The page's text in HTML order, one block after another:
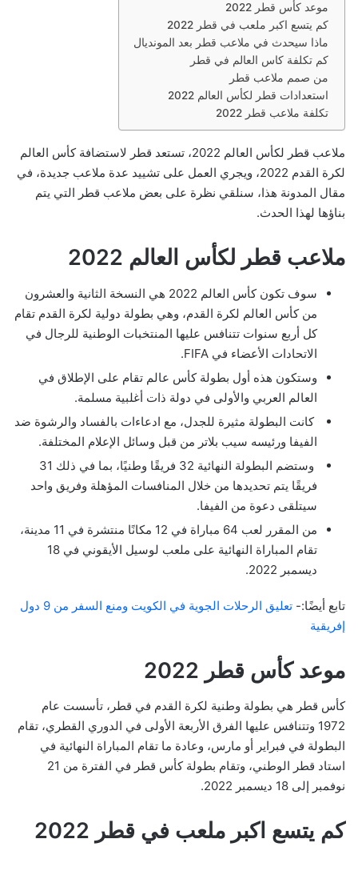
موعد كأس قطر 2022
كم يتسع اكبر ملعب في قطر 2022
ماذا سيحدث في ملاعب قطر بعد المونديال
كم تكلفة كاس العالم في قطر
من صمم ملاعب قطر
استعدادات قطر لكأس العالم 2022
تكلفة ملاعب قطر 2022
ملاعب قطر لكأس العالم 2022، تستعد قطر لاستضافة كأس العالم
لكرة القدم 2022، ويجري العمل على تشييد عدة ملاعب جديدة، في
مقال المدونة هذا، سنلقي نظرة على بعض ملاعب قطر التي يتم
بناؤها لهذا الحدث.
ملاعب قطر لكأس العالم 2022
سوف تكون كأس العالم 2022 هي النسخة الثانية والعشرون
من كأس العالم لكرة القدم، وهي بطولة دولية لكرة القدم تقام
كل أربع سنوات تتنافس عليها المنتخبات الوطنية للرجال في
الاتحادات الأعضاء في FIFA.
وستكون هذه أول بطولة كأس عالم تقام على الإطلاق في
العالم العربي والأولى في دولة ذات أغلبية مسلمة.
كانت البطولة مثيرة للجدل، مع ادعاءات بالفساد والرشوة ضد
الفيفا ورئيسه سيب بلاتر من قبل وسائل الإعلام المختلفة.
وستضم البطولة النهائية 32 فريقًا وطنيًا، بما في ذلك 31
فريقًا يتم تحديدها من خلال المنافسات المؤهلة وفريق واحد
سيتلقى دعوة من الفيفا.
من المقرر لعب 64 مباراة في 12 مكانًا منتشرة في 11 مدينة،
تقام المباراة النهائية على ملعب لوسيل الأيقوني في 18
ديسمبر 2022.
تابع أيضًا:-
تعليق الرحلات الجوية في الكويت ومنع السفر من 9 دول
إفريقية
موعد كأس قطر 2022
كأس قطر هي بطولة وطنية لكرة القدم في قطر، تأسست عام
1972 وتتنافس عليها الفرق الأربعة الأولى في الدوري القطري، تقام
البطولة في فبراير أو مارس، وعادة ما تقام المباراة النهائية في
استاد قطر الوطني، وتقام بطولة كأس قطر في الفترة من 21
نوفمبر إلى 18 ديسمبر 2022.